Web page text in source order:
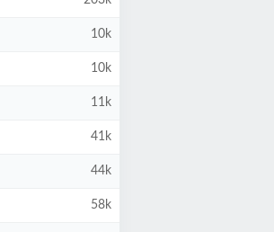
10k
10k
11k
41k
44k
58k